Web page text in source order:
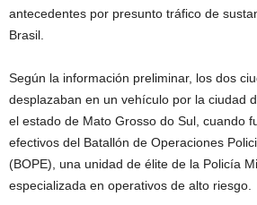
antecedentes por presunto tráfico de
Brasil.
Según la información preliminar, los dos
desplazaban en un vehículo por la ciudad
el estado de Mato Grosso do Sul, cuando
efectivos del Batallón de Operaciones
(BOPE), una unidad de élite de la Policía
especializada en operativos de alto riesgo.